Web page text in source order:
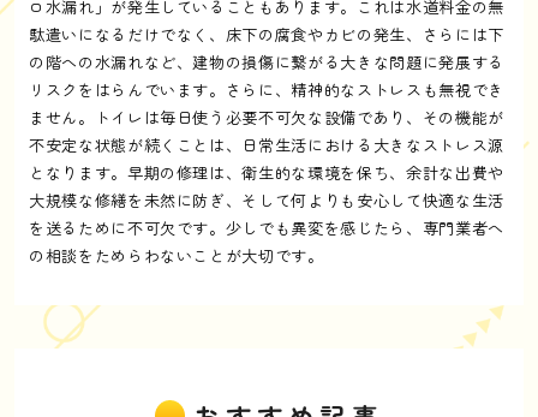
ロ水漏れ」が発生していることもあります。これは水道料金の無
駄遣いになるだけでなく、床下の腐食やカビの発生、さらには下
の階への水漏れなど、建物の損傷に繋がる大きな問題に発展する
リスクをはらんでいます。さらに、精神的なストレスも無視でき
ません。トイレは毎日使う必要不可欠な設備であり、その機能が
不安定な状態が続くことは、日常生活における大きなストレス源
となります。早期の修理は、衛生的な環境を保ち、余計な出費や
大規模な修繕を未然に防ぎ、そして何よりも安心して快適な生活
を送るために不可欠です。少しでも異変を感じたら、専門業者へ
の相談をためらわないことが大切です。